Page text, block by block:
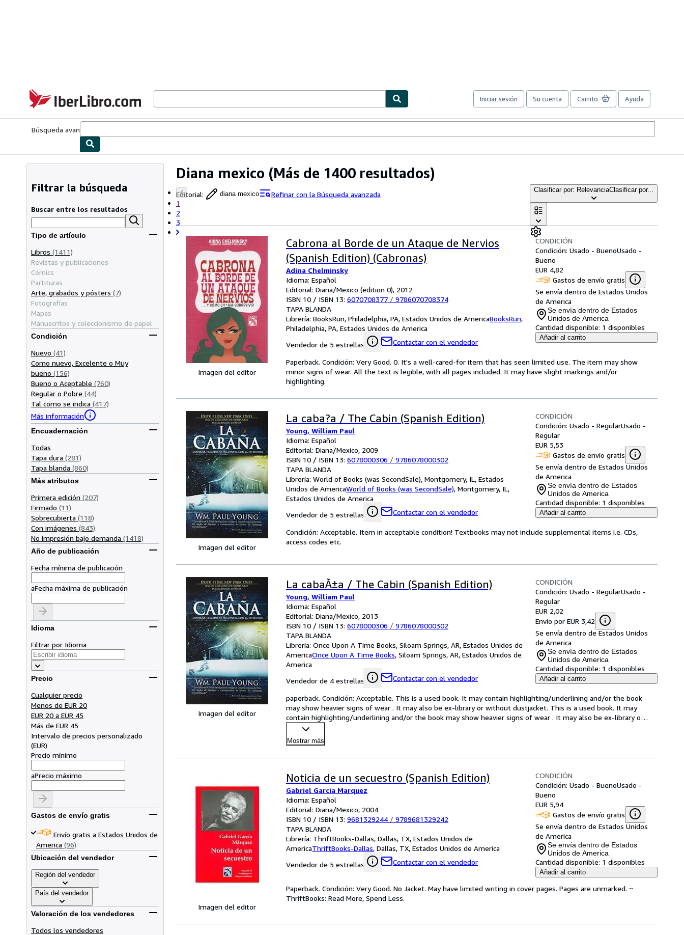
IberLibro.com
Iniciar sesión Su cuenta Carrito Ayuda
Búsqueda avanzada
Diana mexico (Más de 1400 resultados)
Editorial: diana mexico
Refinar con la Búsqueda avanzada
1
2
3
Clasificar por: RelevanciaClasificar por...
Filtrar la búsqueda
Buscar entre los resultados
Tipo de artículo
Libros (1411)
Revistas y publicaciones
Cómics
Partituras
Arte, grabados y pósters (7)
Fotografías
Mapas
Manuscritos y coleccionismo de papel
Condición
Nuevo (41)
Como nuevo, Excelente o Muy
bueno (156)
Bueno o Aceptable (760)
Regular o Pobre (44)
Tal como se indica (417)
Más información
Encuadernación
Todas
Tapa dura (281)
Tapa blanda (860)
Más atributos
Primera edición (207)
Firmado (11)
Sobrecubierta (118)
Con imágenes (843)
No impresión bajo demanda (1418)
Año de publicación
Fecha mínima de publicación
aFecha máxima de publicación
Idioma
Filtrar por Idioma
Precio
Cualquier precio
Menos de EUR 20
EUR 20 a EUR 45
Más de EUR 45
Intervalo de precios personalizado
(EUR)
Precio mínimo
aPrecio máximo
Gastos de envío gratis
Envío gratis a Estados Unidos de
America (96)
Ubicación del vendedor
Región del vendedor
País del vendedor
Valoración de los vendedores
Todos los vendedores
Imagen del editor
Cabrona al Borde de un Ataque de Nervios
(Spanish Edition) (Cabronas)
Adina Chelminsky
Idioma: Español
Editorial: Diana/Mexico (edition 0), 2012
ISBN 10 / ISBN 13: 6070708377 / 9786070708374
TAPA BLANDA
Librería: BooksRun, Philadelphia, PA, Estados Unidos de AmericaBooksRun,
Philadelphia, PA, Estados Unidos de America
Vendedor de 5 estrellas
Contactar con el vendedor
CONDICIÓN
Condición: Usado - BuenoUsado -
Bueno
EUR 4,82
Gastos de envío gratis
Se envía dentro de Estados Unidos
de America
Se envía dentro de Estados
Unidos de America
Cantidad disponible: 1 disponibles
Añadir al carrito
Paperback. Condición: Very Good. 0. It's a well-cared-for item that has seen limited use. The item may show
minor signs of wear. All the text is legible, with all pages included. It may have slight markings and/or
highlighting.
Imagen del editor
La caba?a / The Cabin (Spanish Edition)
Young, William Paul
Idioma: Español
Editorial: Diana/Mexico, 2009
ISBN 10 / ISBN 13: 6078000306 / 9786078000302
TAPA BLANDA
Librería: World of Books (was SecondSale), Montgomery, IL, Estados
Unidos de AmericaWorld of Books (was SecondSale), Montgomery, IL,
Estados Unidos de America
Vendedor de 5 estrellas
Contactar con el vendedor
CONDICIÓN
Condición: Usado - RegularUsado -
Regular
EUR 5,53
Gastos de envío gratis
Se envía dentro de Estados Unidos
de America
Se envía dentro de Estados
Unidos de America
Cantidad disponible: 1 disponibles
Añadir al carrito
Condición: Acceptable. Item in acceptable condition! Textbooks may not include supplemental items i.e. CDs,
access codes etc.
Imagen del editor
La cabaÃ±a / The Cabin (Spanish Edition)
Young, William Paul
Idioma: Español
Editorial: Diana/Mexico, 2013
ISBN 10 / ISBN 13: 6078000306 / 9786078000302
TAPA BLANDA
Librería: Once Upon A Time Books, Siloam Springs, AR, Estados Unidos de
AmericaOnce Upon A Time Books, Siloam Springs, AR, Estados Unidos de
America
Vendedor de 4 estrellas
Contactar con el vendedor
CONDICIÓN
Condición: Usado - RegularUsado -
Regular
EUR 2,02
Envío por EUR 3,42
Se envía dentro de Estados Unidos
de America
Se envía dentro de Estados
Unidos de America
Cantidad disponible: 1 disponibles
Añadir al carrito
paperback. Condición: Acceptable. This is a used book. It may contain highlighting/underlining and/or the book
may show heavier signs of wear . It may also be ex-library or without dustjacket. This is a used book. It may
contain highlighting/underlining and/or the book may show heavier signs of wear . It may also be ex-library o…
Mostrar más
Imagen del editor
Noticia de un secuestro (Spanish Edition)
Gabriel Garcia Marquez
Idioma: Español
Editorial: Diana/Mexico, 2004
ISBN 10 / ISBN 13: 9681329244 / 9789681329242
TAPA BLANDA
Librería: ThriftBooks-Dallas, Dallas, TX, Estados Unidos de
AmericaThriftBooks-Dallas, Dallas, TX, Estados Unidos de America
Vendedor de 5 estrellas
Contactar con el vendedor
CONDICIÓN
Condición: Usado - BuenoUsado -
Bueno
EUR 5,94
Gastos de envío gratis
Se envía dentro de Estados Unidos
de America
Se envía dentro de Estados
Unidos de America
Cantidad disponible: 1 disponibles
Añadir al carrito
Paperback. Condición: Very Good. No Jacket. May have limited writing in cover pages. Pages are unmarked. ~
ThriftBooks: Read More, Spend Less.